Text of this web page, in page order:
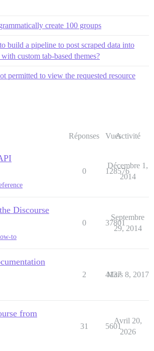
create 100 groups
build a pipeline to post scraped data into
custom tab-based themes?
permitted to view the requested resource
Réponses VuesActivité
0 128576
Décembre 1,
2014
Discourse
to
0 37801
Septembre
29, 2014
2 4137
Mars 8, 2017
from
31 5601
Avril 20,
2026